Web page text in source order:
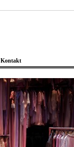
Kontakt